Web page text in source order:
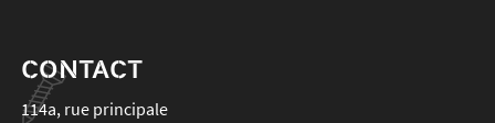
CONTACT
114a, rue principale